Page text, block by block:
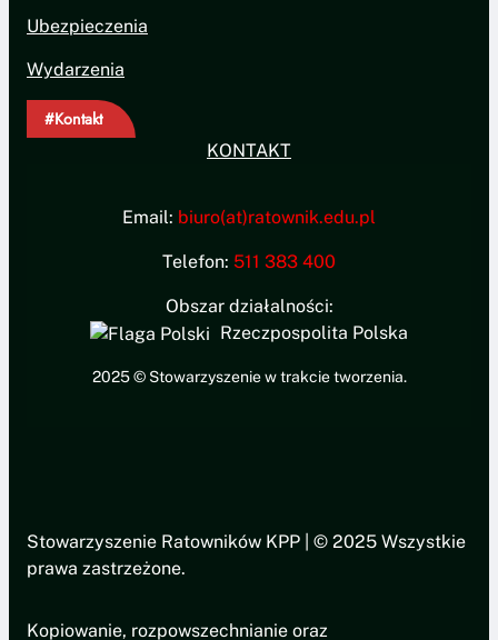
Ubezpieczenia
Wydarzenia
#Kontakt
KONTAKT
Email: biuro(at)ratownik.edu.pl
Telefon: 511 383 400
Obszar działalności:
Rzeczpospolita Polska
2025 © Stowarzyszenie w trakcie tworzenia.
Stowarzyszenie Ratowników KPP | © 2025 Wszystkie
prawa zastrzeżone.
Kopiowanie, rozpowszechnianie oraz